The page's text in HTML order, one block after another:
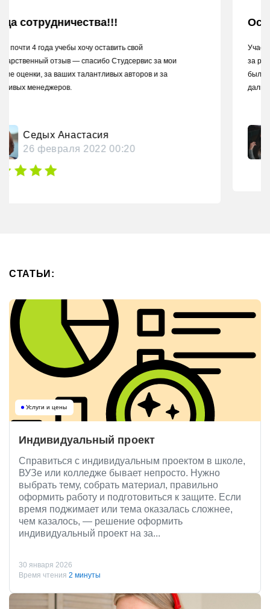
Учась в магистратуре не было времени писать магистерскую из-
за работы, решила заказать в Студсервисе, так как ранее уже
был опыт сотрудничества. Я осталась довольна, если пойду
Егорова Мария
СТАТЬИ:
Услуги и цены
Индивидуальный проект
Справиться с индивидуальным проектом в школе,
ВУЗе или колледже бывает непросто. Нужно
выбрать тему, собрать материал, правильно
оформить работу и подготовиться к защите. Если
время поджимает или тема оказалась сложнее,
чем казалось, — решение оформить
индивидуальный проект на за...
30 января 2026
Время чтения 2 минуты